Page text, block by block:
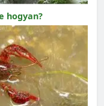
hogyan?